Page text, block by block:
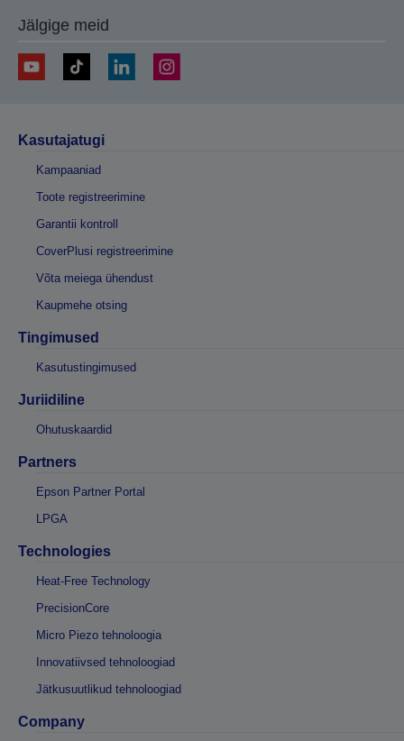
Jälgige meid
Kasutajatugi
Kampaaniad
Toote registreerimine
Garantii kontroll
CoverPlusi registreerimine
Võta meiega ühendust
Kaupmehe otsing
Tingimused
Kasutustingimused
Juriidiline
Ohutuskaardid
Partners
Epson Partner Portal
LPGA
Technologies
Heat-Free Technology
PrecisionCore
Micro Piezo tehnoloogia
Innovatiivsed tehnoloogiad
Jätkusuutlikud tehnoloogiad
Company